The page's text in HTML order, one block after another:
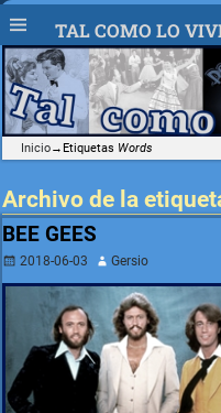
TAL COMO LO
Inicio→Etiquetas Words
Archivo de la
BEE GEES
2018-06-03
Gersio